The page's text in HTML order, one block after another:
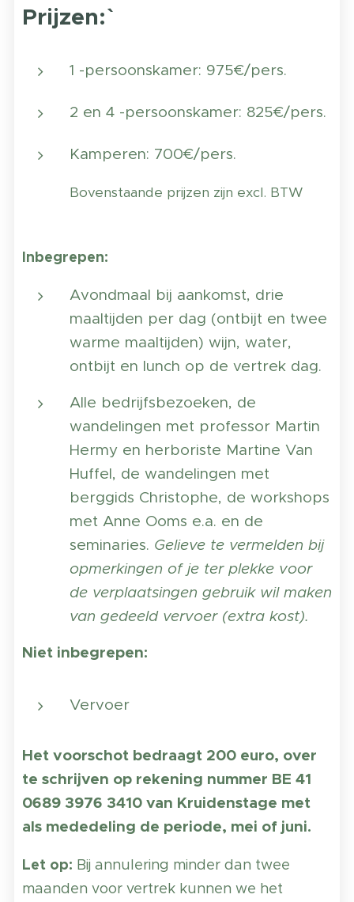
Prijzen:`
1 -persoonskamer: 975€/pers.
2 en 4 -persoonskamer: 825€/pers.
Kamperen: 700€/pers.
Bovenstaande prijzen zijn excl. BTW
Inbegrepen:
Avondmaal bij aankomst, drie
maaltijden per dag (ontbijt en twee
warme maaltijden) wijn, water,
ontbijt en lunch op de vertrek dag.
Alle bedrijfsbezoeken, de
wandelingen met professor Martin
Hermy en herboriste Martine Van
Huffel, de wandelingen met
berggids Christophe, de workshops
met Anne Ooms e.a. en de
seminaries. Gelieve te vermelden bij
opmerkingen of je ter plekke voor
de verplaatsingen gebruik wil maken
van gedeeld vervoer (extra kost).
Niet inbegrepen:
Vervoer
Het voorschot bedraagt 200 euro, over
te schrijven op rekening nummer BE 41
0689 3976 3410 van Kruidenstage met
als mededeling de periode, mei of juni.
Let op: Bij annulering minder dan twee
maanden voor vertrek kunnen we het